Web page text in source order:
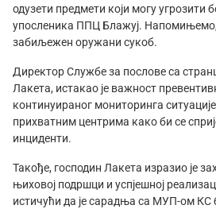
одузети предмети који могу угрозити
упосленика ППЦ Блажуј. Напомињемо,
забиљежен оружани сукоб.
Директор Службе за послове са
Лакета, истакао је важност
континуираног мониторинга
прихватним центрима како би се
инциденти.
Такође, господин Лакета изразио је
њиховој подршци и успјешној
истичући да је сарадња са МУП-ом КС